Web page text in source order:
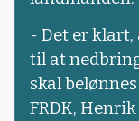
- Det er
til at
skal
FRDK, Henrik